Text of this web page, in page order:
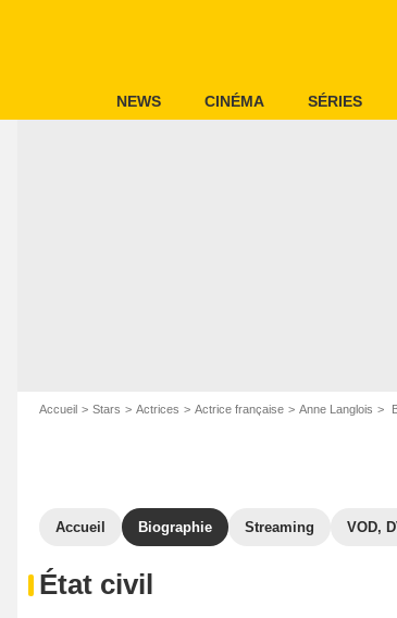
NEWS CINÉMA SÉRIES
Accueil Stars Actrices Actrice française Anne Langlois
Accueil Biographie Streaming VOD,
État civil